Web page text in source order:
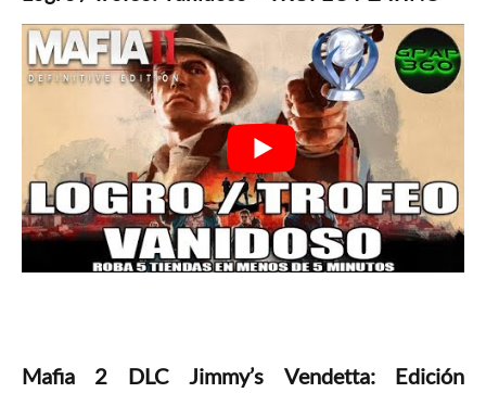
Mafia 2 DLC Jimmy’s Vendetta: Edición